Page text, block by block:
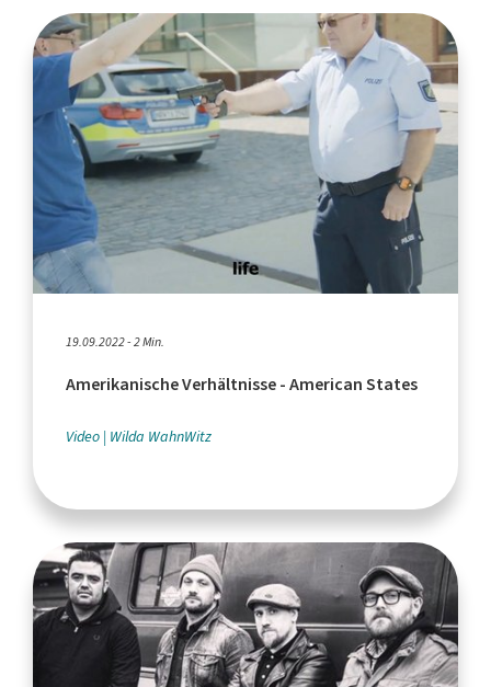
19.09.2022 - 2 Min.
Amerikanische Verhältnisse - American States
Video Wilda WahnWitz